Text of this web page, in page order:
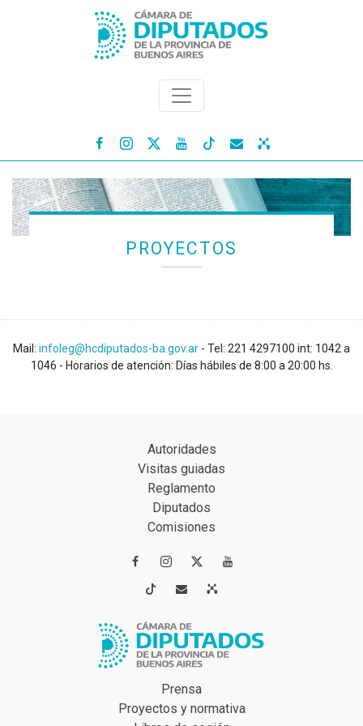
   
PROYECTOS
Mail: infoleg@hcdiputados-ba.gov.ar - Tel: 221 4297100 int: 1042 a
1046 - Horarios de atención: Días hábiles de 8:00 a 20:00 hs.
Autoridades
Visitas guiadas
Reglamento
Diputados
Comisiones
 
 
Prensa
Proyectos y normativa